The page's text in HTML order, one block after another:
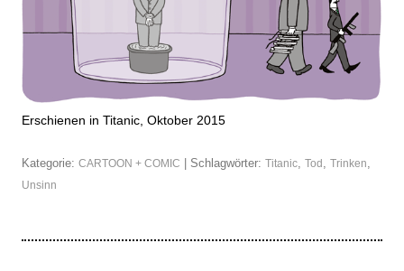
Erschienen in Titanic, Oktober 2015
Kategorie: CARTOON + COMIC | Schlagwörter: Titanic, Tod , Trinken,
Unsinn